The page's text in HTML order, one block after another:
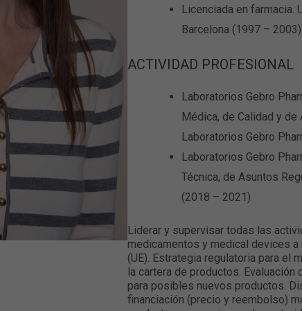
Licenciada en farmacia.
Barcelona (1997 – 2003)
ACTIVIDAD PROFESIONAL
Laboratorios Gebro
Médica, de Calidad y
Laboratorios Gebro
Laboratorios Gebro
Técnica, de Asuntos
(2018 – 2021)
Liderar y supervisar todas las
medicamentos y medical devices a
(UE). Estrategia regulatoria para el
la cartera de productos.
para posibles nuevos productos.
financiación (precio y reembolso)